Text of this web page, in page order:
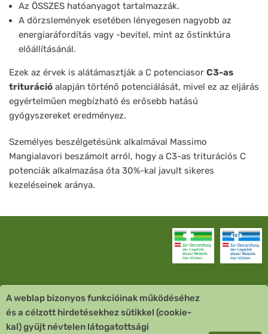
Az ÖSSZES hatóanyagot tartalmazzák.
A dörzslemények esetében lényegesen nagyobb az
energiaráfordítás vagy -bevitel, mint az őstinktúra
előállításánál.
Ezek az érvek is alátámasztják a C potenciasor C3-as
trituráció alapján történő potenciálását, mivel ez az eljárás
egyértelműen megbízható és erősebb hatású
gyógyszereket eredményez.
Személyes beszélgetésünk alkalmával Massimo
Mangialavori beszámolt arról, hogy a C3-as triturációs C
potenciák alkalmazása óta 30%-kal javult sikeres
kezeléseinek aránya.
Vevőszolgálat
A weblap bizonyos funkcióinak működéséhez
és a célzott hirdetésekhez sütikkel (cookie-
kal) gyűjt névtelen látogatottsági